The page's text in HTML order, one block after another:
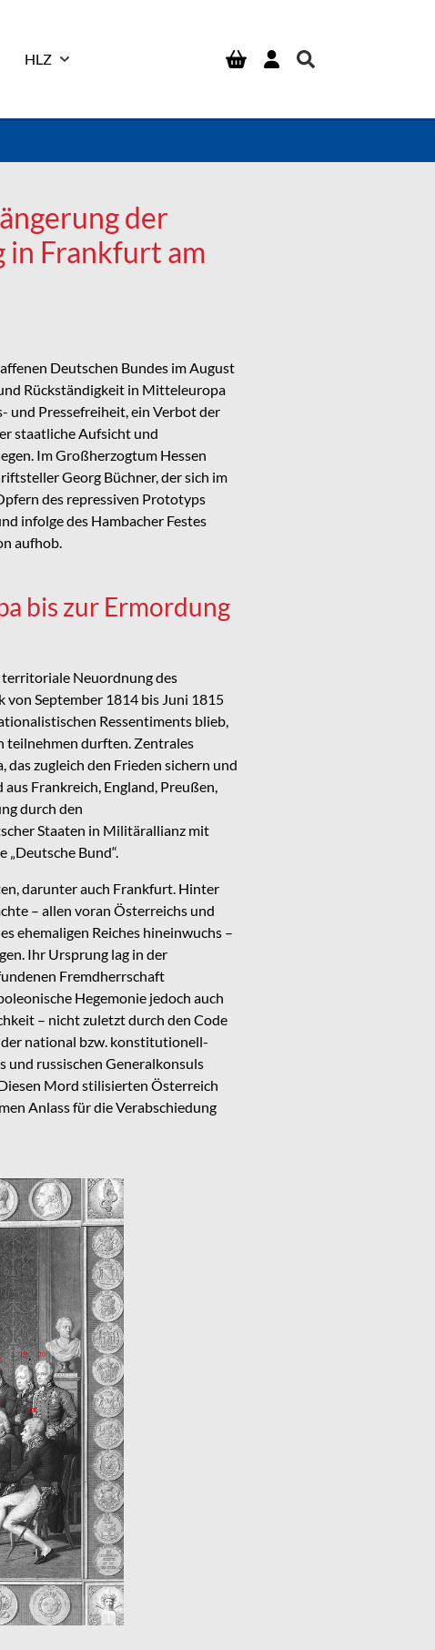
HLZ
der
in Frankfurt am
Deutschen Bundes im August
Rückständigkeit in Mitteleuropa
und Pressefreiheit, ein Verbot der
staatliche Aufsicht und
Im Großherzogtum Hessen
Georg Büchner, der sich im
des repressiven Prototyps
infolge des Hambacher Festes
aufhob.
bis zur Ermordung
territoriale Neuordnung des
September 1814 bis Juni 1815
Ressentiments blieb,
teilnehmen durften. Zentrales
das zugleich den Frieden sichern und
Frankreich, England, Preußen,
durch den
Staaten in Militärallianz mit
Bund“.
darunter auch Frankfurt. Hinter
– allen voran Österreichs und
ehemaligen Reiches hineinwuchs –
Ihr Ursprung lag in der
Fremdherrschaft
Hegemonie jedoch auch
– nicht zuletzt durch den Code
national bzw. konstitutionell-
und russischen Generalkonsuls
Mord stilisierten Österreich
Anlass für die Verabschiedung